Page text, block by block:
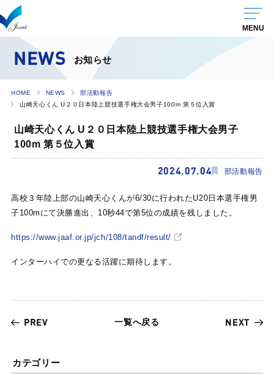
NEWS お知らせ
HOME NEWS
部活動報告
山崎天心くん U２０日本陸上競技選手権大会男子100m 第５位入賞
山崎天心くん U２０日本陸上競技選手権大会男子
100m 第５位入賞
2024.07.04 部活動報告
高校３年陸上部の山崎天心くんが6/30に行われたU20日本選手権男
子100mにて決勝進出、10秒44で第5位の成績を残しました。
https://www.jaaf.or.jp/jch/108/tandf/result/
インターハイでの更なる活躍に期待します。
PREV 一覧へ戻る NEXT
カテゴリー